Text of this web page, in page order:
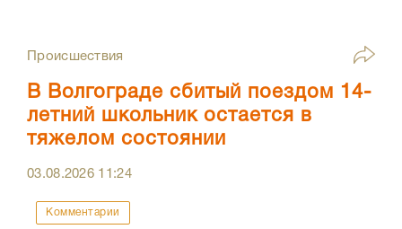
Происшествия
В Волгограде сбитый поездом 14-
летний школьник остается в
тяжелом состоянии
03.08.2026 11:24
Комментарии